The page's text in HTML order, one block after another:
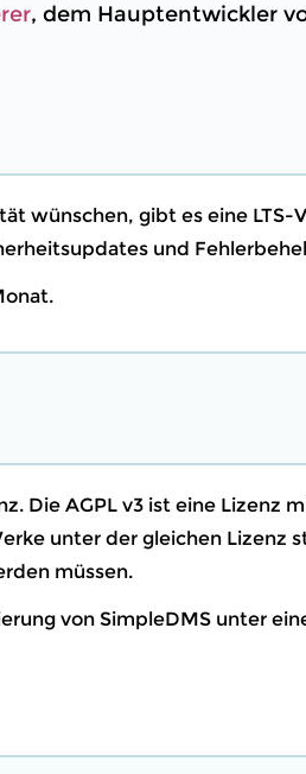
, dem Hauptentwickler
wünschen, gibt es eine LTS-
und
Die AGPL v3 ist eine Lizenz
unter der gleichen Lizenz
müssen.
von SimpleDMS unter